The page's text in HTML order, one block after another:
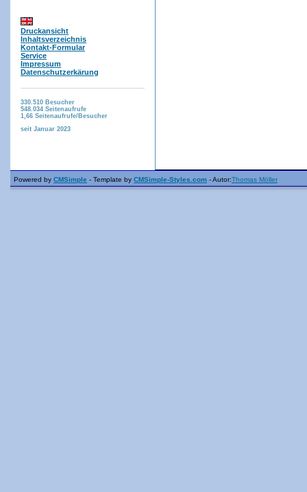
Druckansicht
Inhaltsverzeichnis
Kontakt-Formular
Service
Impressum
Datenschutzerkärung
330.510 Besucher
548.034 Seitenaufrufe
1,66 Seitenaufrufe/Besucher
seit Januar 2023
Powered by CMSimple - Template by CMSimple-Styles.com - Autor:Thomas Möller